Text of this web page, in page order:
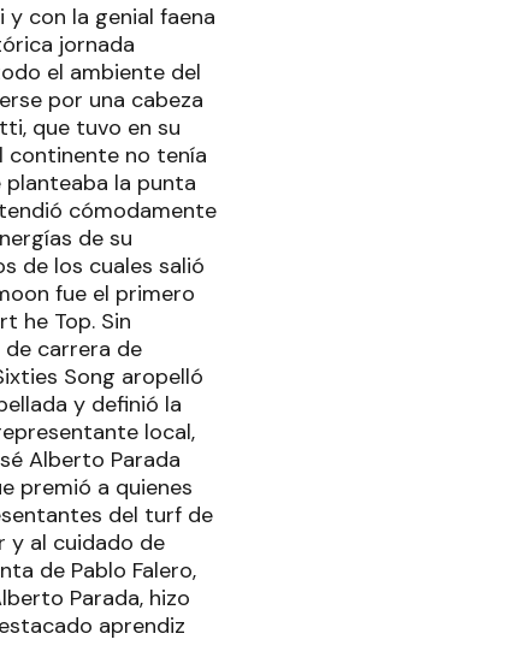
y con la genial faena
jornada
el ambiente del
por una cabeza
que tuvo en su
continente no tenía
la punta
cómodamente
de su
de los cuales salió
fue el primero
he Top. Sin
carrera de
Song aropelló
y definió la
local,
Alberto Parada
premió a quienes
del turf de
y al cuidado de
de Pablo Falero,
Parada, hizo
aprendiz